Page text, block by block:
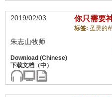
2019/02/03 你只需要
标签: 圣灵的
朱志山牧师